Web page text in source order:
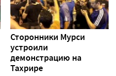
Сторонники Мурси
устроили
демонстрацию на
Тахрире